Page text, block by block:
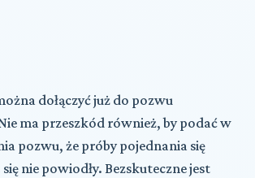
dołączyć już do pozwu
ma przeszkód również, by podać w
pozwu, że próby pojednania się
nie powiodły. Bezskuteczne jest